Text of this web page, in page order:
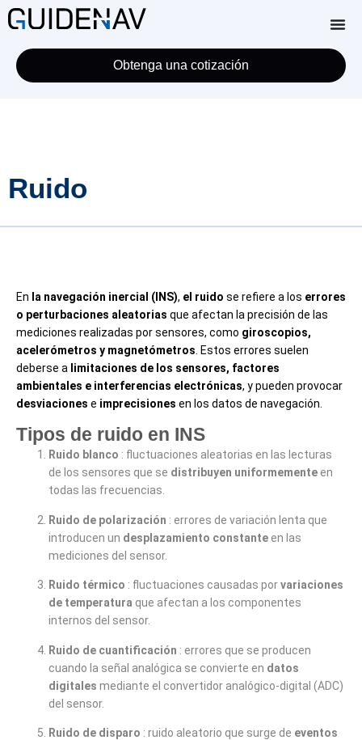
Obtenga una cotización
Ruido
En la navegación inercial (INS), el ruido se refiere a los errores
o perturbaciones aleatorias que afectan la precisión de las
mediciones realizadas por sensores, como giroscopios,
acelerómetros y magnetómetros . Estos errores suelen
deberse a limitaciones de los sensores, factores
ambientales e interferencias electrónicas, y pueden provocar
desviaciones e imprecisiones en los datos de navegación.
Tipos de ruido en INS
Ruido blanco : fluctuaciones aleatorias en las lecturas
de los sensores que se distribuyen uniformemente en
todas las frecuencias.
Ruido de polarización : errores de variación lenta que
introducen un desplazamiento constante en las
mediciones del sensor.
Ruido térmico : fluctuaciones causadas porvariaciones
de temperatura que afectan a los componentes
internos del sensor.
Ruido de cuantificación : errores que se producen
cuando la señal analógica se convierte en datos
digitales mediante el convertidor analógico-digital (ADC)
del sensor.
Ruido de disparo : ruido aleatorio que surge de eventos